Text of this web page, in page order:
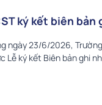
ký kết biên bản
ngày 23/6/2026,
Lễ ký kết Biên bản ghi